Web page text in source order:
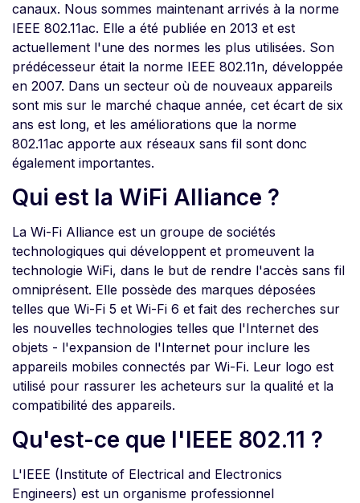
canaux. Nous sommes maintenant arrivés à la norme
IEEE 802.11ac. Elle a été publiée en 2013 et est
actuellement l'une des normes les plus utilisées. Son
prédécesseur était la norme IEEE 802.11n, développée
en 2007. Dans un secteur où de nouveaux appareils
sont mis sur le marché chaque année, cet écart de six
ans est long, et les améliorations que la norme
802.11ac apporte aux réseaux sans fil sont donc
également importantes.
Qui est la WiFi Alliance ?
La Wi-Fi Alliance est un groupe de sociétés
technologiques qui développent et promeuvent la
technologie WiFi, dans le but de rendre l'accès sans fil
omniprésent. Elle possède des marques déposées
telles que Wi-Fi 5 et Wi-Fi 6 et fait des recherches sur
les nouvelles technologies telles que l'Internet des
objets - l'expansion de l'Internet pour inclure les
appareils mobiles connectés par Wi-Fi. Leur logo est
utilisé pour rassurer les acheteurs sur la qualité et la
compatibilité des appareils.
Qu'est-ce que l'IEEE 802.11 ?
L'IEEE (Institute of Electrical and Electronics
Engineers) est un organisme professionnel